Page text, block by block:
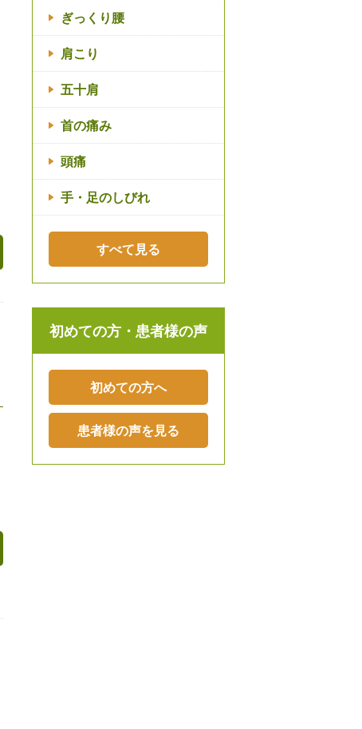
ぎっくり腰
肩こり
五十肩
首の痛み
頭痛
手・足のしびれ
すべて見る
初めての方・患者様の声
初めての方へ
患者様の声を見る